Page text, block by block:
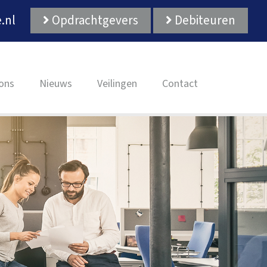
Opdrachtgevers Debiteuren
Nieuws Veilingen Contact